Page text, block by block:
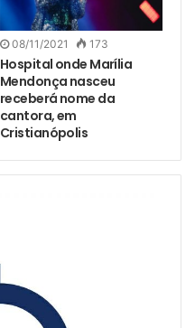
08/11/2021 173
Hospital onde Marília
Mendonça nasceu
receberá nome da
cantora, em
Cristianópolis